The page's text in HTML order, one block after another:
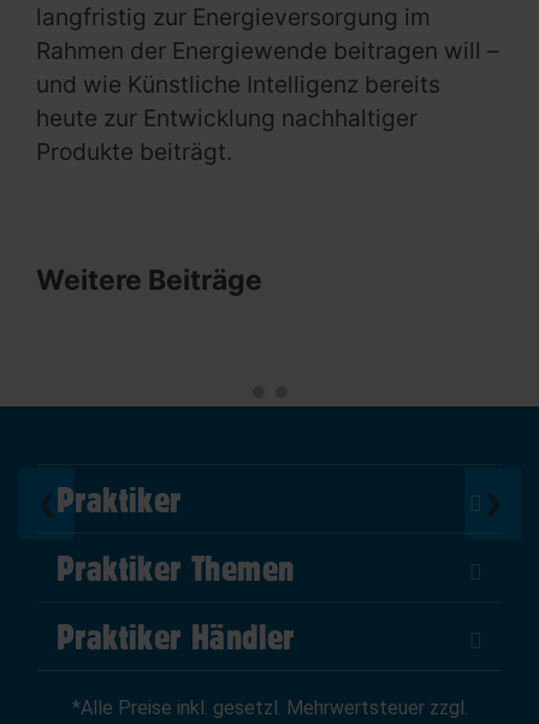
langfristig zur Energieversorgung im
Rahmen der Energiewende beitragen will –
und wie Künstliche Intelligenz bereits
heute zur Entwicklung nachhaltiger
Produkte beiträgt.
Weitere Beiträge
❮ ❯
Praktiker
Über Uns
Impressum
AGB
Widerrufsrecht
Praktiker Themen
DIY Helden
Marktplatz
Praktiker Händler
*Alle Preise inkl. gesetzl. Mehrwertsteuer zzgl.